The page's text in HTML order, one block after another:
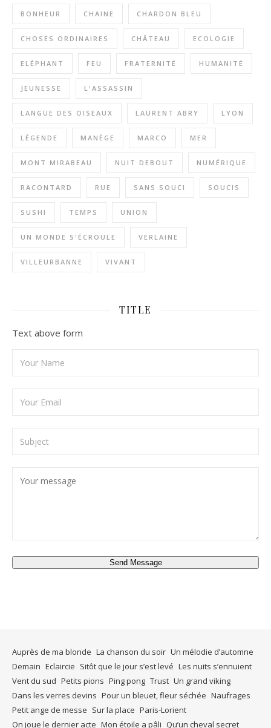
BONHEUR CHAINE CHARDON BLEU
CHOSES ORDINAIRES CHÂTEAU ECOLOGIE
ELÉPHANT FEU FRATERNITÉ HUMANITÉ
JEUNESSE L'ASSASSIN
LANGUE DES OISEAUX LAURENT ABRY LYON
LÉGENDE MANÈGE MARCO MER
MONT MIRABEAU NUIT DEBOUT NUMÉRIQUE
RACONTARD RUE SANS SOUCI SOUCIS
SUSHI TEMPS UNION
UN MONDE S'ÉCROULE VERLAINE
VILLEURBANNE VIVANT
TITLE
Text above form
Send Message
Auprès de ma blonde La chanson du soir Un mélodie d’automne
Demain Eclaircie Sitôt que le jour s’est levé Les nuits s’ennuient
Vent du sud Petits pions Ping pong Trust Un grand viking
Dans les verres devins Pour un bleuet, fleur séchée Naufrages
Petit ange de messe Sur la place Paris-Lorient
On joue le dernier acte Mon étoile a pâli Qu’un cheval secret